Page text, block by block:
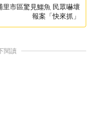
里市區驚見鱷魚 民眾嚇壞
報案「快來抓」
閱讀